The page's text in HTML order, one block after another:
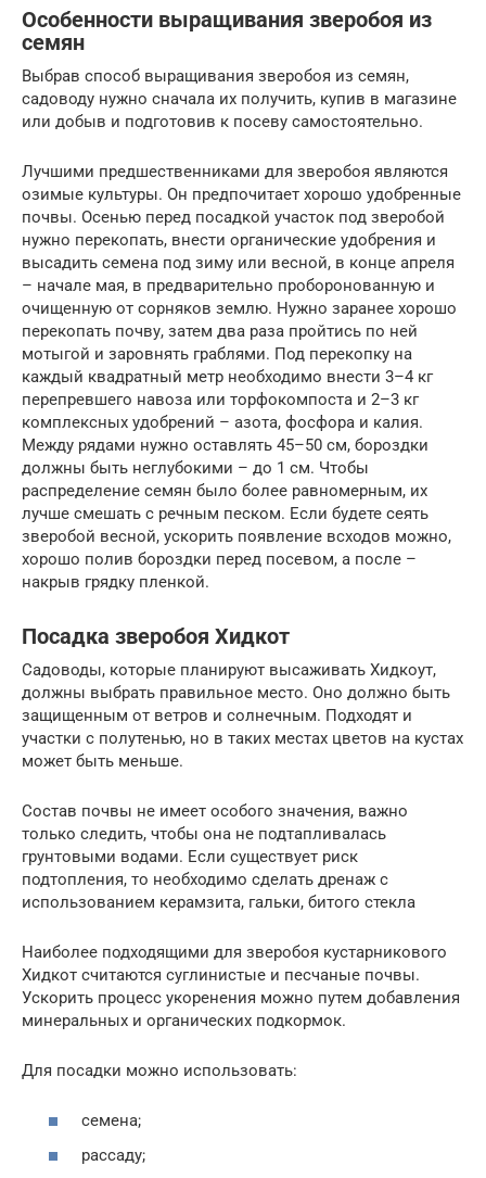
Особенности выращивания зверобоя из
семян
Выбрав способ выращивания зверобоя из семян,
садоводу нужно сначала их получить, купив в магазине
или добыв и подготовив к посеву самостоятельно.
Лучшими предшественниками для зверобоя являются
озимые культуры. Он предпочитает хорошо удобренные
почвы. Осенью перед посадкой участок под зверобой
нужно перекопать, внести органические удобрения и
высадить семена под зиму или весной, в конце апреля
– начале мая, в предварительно проборонованную и
очищенную от сорняков землю. Нужно заранее хорошо
перекопать почву, затем два раза пройтись по ней
мотыгой и заровнять граблями. Под перекопку на
каждый квадратный метр необходимо внести 3–4 кг
перепревшего навоза или торфокомпоста и 2–3 кг
комплексных удобрений – азота, фосфора и калия.
Между рядами нужно оставлять 45–50 см, бороздки
должны быть неглубокими – до 1 см. Чтобы
распределение семян было более равномерным, их
лучше смешать с речным песком. Если будете сеять
зверобой весной, ускорить появление всходов можно,
хорошо полив бороздки перед посевом, а после –
накрыв грядку пленкой.
Посадка зверобоя Хидкот
Садоводы, которые планируют высаживать Хидкоут,
должны выбрать правильное место. Оно должно быть
защищенным от ветров и солнечным. Подходят и
участки с полутенью, но в таких местах цветов на кустах
может быть меньше.
Состав почвы не имеет особого значения, важно
только следить, чтобы она не подтапливалась
грунтовыми водами. Если существует риск
подтопления, то необходимо сделать дренаж с
использованием керамзита, гальки, битого стекла
Наиболее подходящими для зверобоя кустарникового
Хидкот считаются суглинистые и песчаные почвы.
Ускорить процесс укоренения можно путем добавления
минеральных и органических подкормок.
Для посадки можно использовать:
семена;
рассаду;